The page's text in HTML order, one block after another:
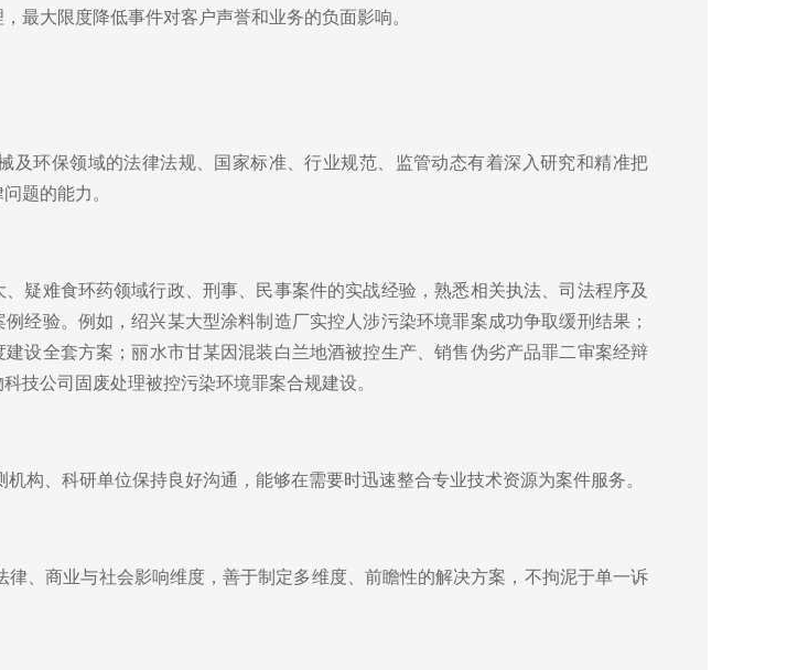
最大限度降低事件对客户声誉和业务的负面影响。
及环保领域的法律法规、国家标准、行业规范、监管动态有着深入研究和精准把
题的能力。
疑难食环药领域行政、刑事、民事案件的实战经验，熟悉相关执法、司法程序及
经验。例如，绍兴某大型涂料制造厂实控人涉污染环境罪案成功争取缓刑结果；
设全套方案；丽水市甘某因混装白兰地酒被控生产、销售伪劣产品罪二审案经辩
技公司固废处理被控污染环境罪案合规建设。
构、科研单位保持良好沟通，能够在需要时迅速整合专业技术资源为案件服务。
律、商业与社会影响维度，善于制定多维度、前瞻性的解决方案，不拘泥于单一诉